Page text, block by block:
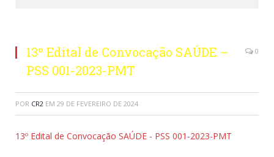
13º Edital de Convocação SAÚDE –
PSS 001-2023-PMT
0
POR CR2 EM 29 DE FEVEREIRO DE 2024
13º Edital de Convocação SAÚDE - PSS 001-2023-PMT